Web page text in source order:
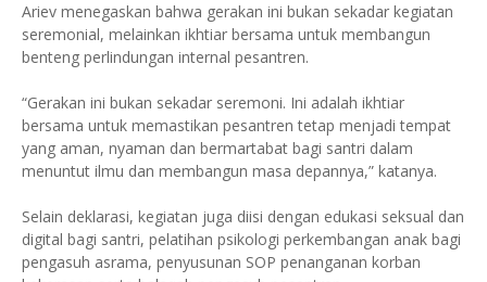
Ariev menegaskan bahwa gerakan ini bukan sekadar kegiatan
seremonial, melainkan ikhtiar bersama untuk membangun
benteng perlindungan internal pesantren.
“Gerakan ini bukan sekadar seremoni. Ini adalah ikhtiar
bersama untuk memastikan pesantren tetap menjadi tempat
yang aman, nyaman dan bermartabat bagi santri dalam
menuntut ilmu dan membangun masa depannya,” katanya.
Selain deklarasi, kegiatan juga diisi dengan edukasi seksual dan
digital bagi santri, pelatihan psikologi perkembangan anak bagi
pengasuh asrama, penyusunan SOP penanganan korban